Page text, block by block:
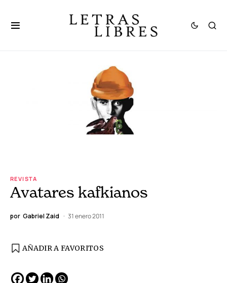
REVISTA
Avatares kafkianos
por Gabriel Zaid 31 enero 2011
AÑADIR A FAVORITOS